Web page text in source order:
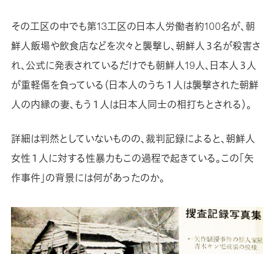
その工区の中でも第13工区の日本人労働者約100名が、朝
鮮人飯場や飲食店などを次々と襲撃し、朝鮮人３名が殺害さ
れ、公式に発表されているだけでも朝鮮人19人、日本人３人
が重軽傷を負っている（日本人のうち１人は襲撃された朝鮮
人の内縁の妻、もう１人は日本人同士の相打ちとされる）。
詳細は判然としていないものの、裁判記録によると、朝鮮人
女性１人に対する性暴力もこの過程で起きている。この「矢
作事件」の背景には何があったのか。